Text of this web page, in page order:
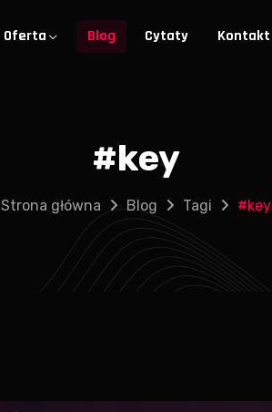
Oferta Blog Cytaty Kontakt
#key
Strona główna Blog Tagi #key